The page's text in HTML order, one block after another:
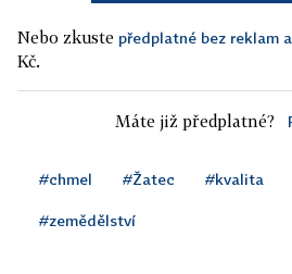
Nebo zkuste předplatné bez reklam
Kč.
Máte již předplatné?
#chmel #Žatec #kvalita
#zemědělství